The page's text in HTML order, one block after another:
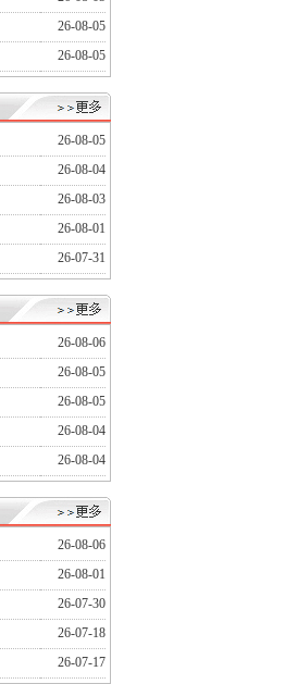
26-08-05
26-08-05
26-08-05
26-08-04
26-08-03
26-08-01
26-07-31
26-08-06
26-08-05
26-08-05
26-08-04
26-08-04
26-08-06
26-08-01
26-07-30
26-07-18
26-07-17